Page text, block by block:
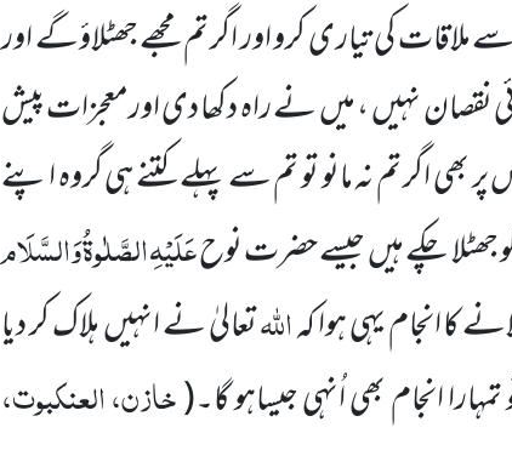
ملاقات کی تیار ی کرواور اگر تم مجھے جھٹلاؤگے اور
نقصان نہیں، میںنے راہ دکھا دی اورمعجزات پیش
اگر تم نہ مانو تو تم سے پہلے کتنے ہی گروہ اپنے
جھٹلا چکے ہیںجیسے حضرت نوحعَلَیْہِالصَّلٰوۃُوَالسَّلَام
کا انجام یہی ہوا کہاللہتعالیٰ نے انہیںہلاک کر دیا
انجام بھی اُنہی جیساہو گا۔(خازن، العنکبوت،